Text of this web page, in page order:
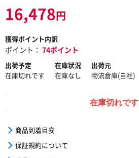
16,478円
獲得ポイント内訳
ポイント： 74ポイント
出荷予定
在庫切れです
在庫状況
在庫なし
出荷元
物流倉庫(自社)
在庫切れです
商品到着目安
保証規約について